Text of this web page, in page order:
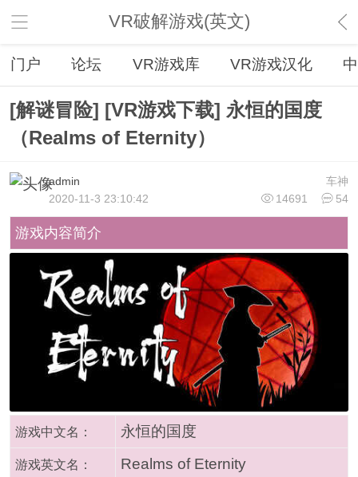
VR破解游戏(英文)
门户 论坛 VR游戏库 VR游戏汉化
[解谜冒险] [VR游戏下载] 永恒的国度
（Realms of Eternity）
车神
admin
14691
54
2020-11-3 23:10:42
游戏内容简介
游戏中文名： 永恒的国度
游戏英文名： Realms of Eternity